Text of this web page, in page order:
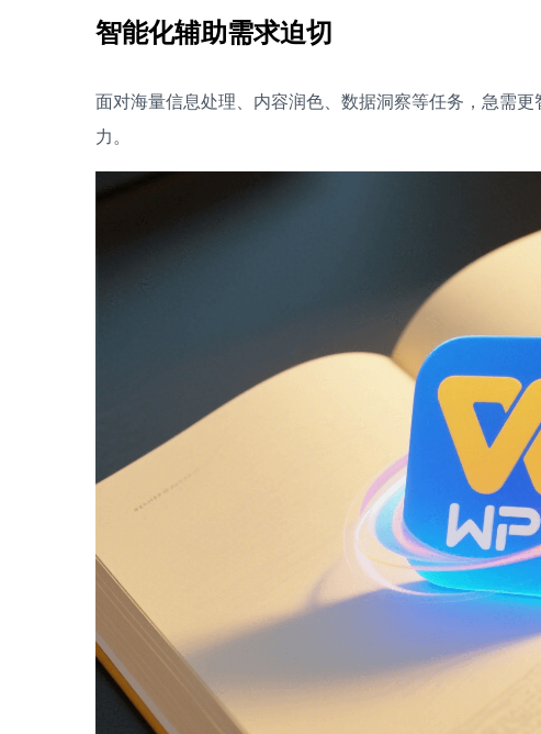
智能化辅助需求迫切
面对海量信息处理、内容润色、数据洞察等任务，急需
力。